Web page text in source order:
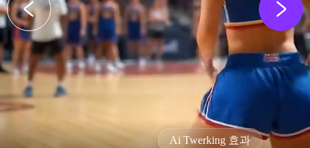
Ai Twerking 효과